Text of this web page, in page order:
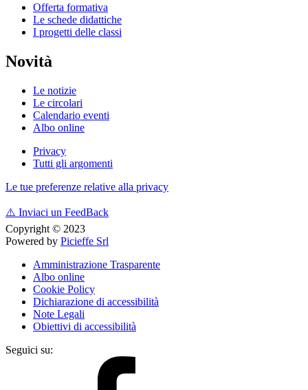
Offerta formativa
Le schede didattiche
I progetti delle classi
Novità
Le notizie
Le circolari
Calendario eventi
Albo online
Privacy
Tutti gli argomenti
Le tue preferenze relative alla privacy
⚠️ Inviaci un FeedBack
Copyright © 2023
Powered by Picieffe Srl
Amministrazione Trasparente
Albo online
Cookie Policy
Dichiarazione di accessibilità
Note Legali
Obiettivi di accessibilità
Seguici su: